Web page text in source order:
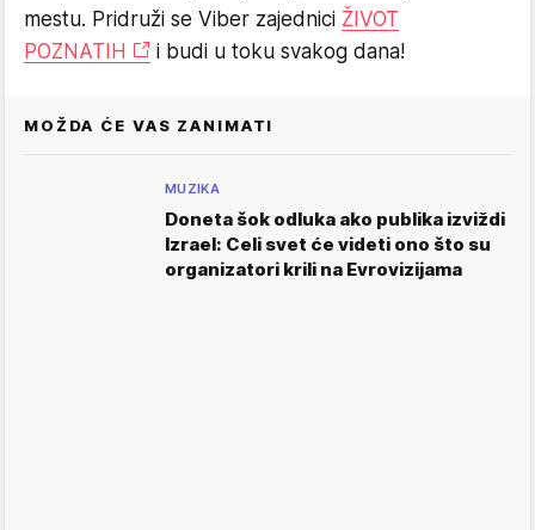
mestu. Pridruži se Viber zajednici ŽIVOT
POZNATIH
i budi u toku svakog dana!
MOŽDA ĆE VAS ZANIMATI
MUZIKA
Doneta šok odluka ako publika izviždi
Izrael: Celi svet će videti ono što su
organizatori krili na Evrovizijama